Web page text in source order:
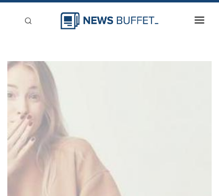
新聞稿分類
登入